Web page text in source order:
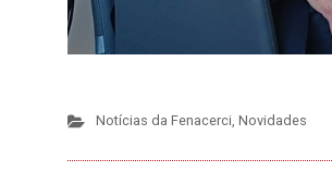
Notícias da Fenacerci, Novidades